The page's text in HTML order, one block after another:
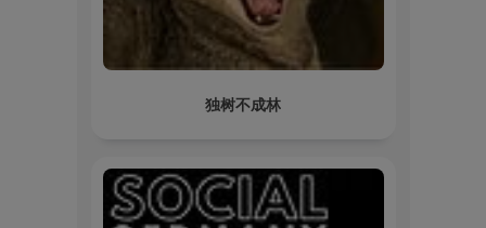
独树不成林